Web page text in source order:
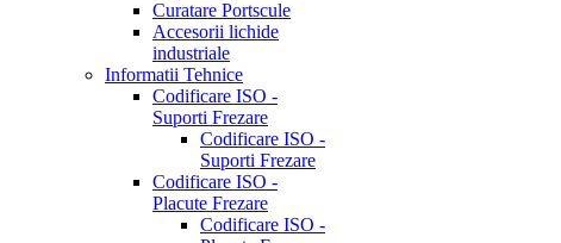
Curatare Portscule
Accesorii lichide
industriale
Informatii Tehnice
Codificare ISO -
Suporti Frezare
Codificare ISO -
Suporti Frezare
Codificare ISO -
Placute Frezare
Codificare ISO -